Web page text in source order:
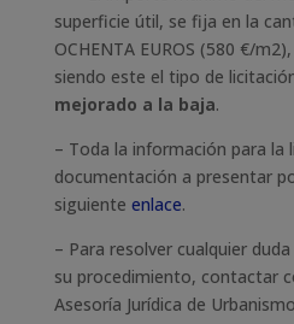
superficie útil, se fija en la
OCHENTA EUROS (580 €/
siendo este el tipo de
mejorado a la baja.
– Toda la información para la
documentación a presentar
siguiente enlace.
– Para resolver cualquier
su procedimiento, contactar
Asesoría Jurídica de